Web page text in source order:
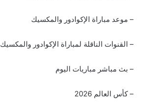
– موعد مباراة الإكوادور والمكسيك
– القنوات الناقلة لمباراة الإكوادور والمكسيك
– بث مباشر مباريات اليوم
– كأس العالم 2026